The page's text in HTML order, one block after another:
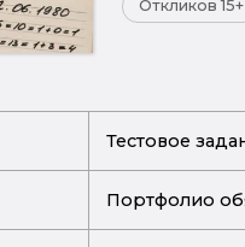
Откликов 15+
Тестовое
Портфолио